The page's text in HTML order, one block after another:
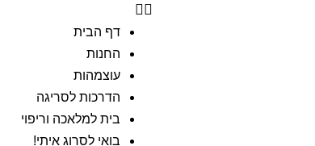
דף הבית
החנות
עוצמהות
הדרכות לסריגה
בית למלאכה וריפוי
בואי לסרוג איתי!